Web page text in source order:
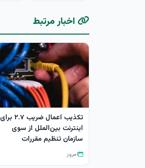
اخبار مرتبط
تکذیب اعمال ضریب ۲.۷ برای
اینترنت بین‌الملل از سوی
سازمان تنظیم مقررات
امروز